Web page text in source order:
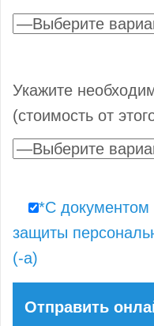
Укажите
(стоимость от
*С документом
защиты
(-а)